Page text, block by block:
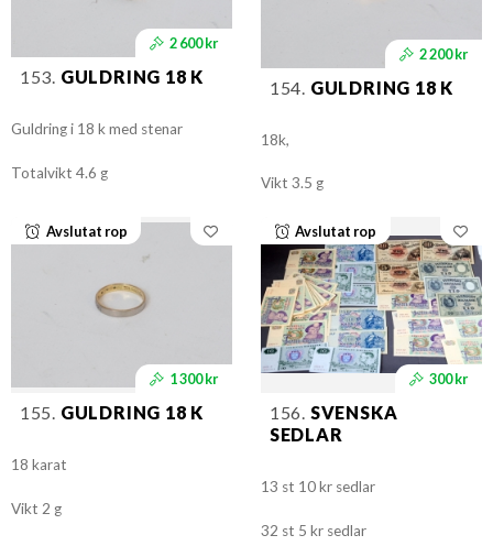
2 600 kr
153. GULDRING 18 K
Guldring i 18 k med stenar
Totalvikt 4.6 g
2 200 kr
154. GULDRING 18 K
18k,
Vikt 3.5 g
Avslutat rop
1 300 kr
155. GULDRING 18 K
18 karat
Vikt 2 g
Avslutat rop
300 kr
156. SVENSKA
SEDLAR
13 st 10 kr sedlar
32 st 5 kr sedlar